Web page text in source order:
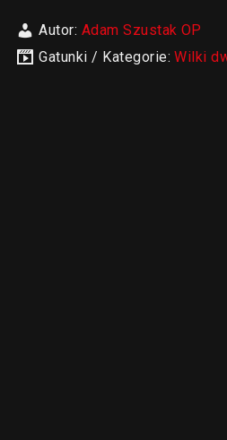
Autor: Adam Szustak OP
Gatunki / Kategorie:Wilki